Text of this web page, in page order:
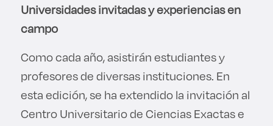
Universidades invitadas y experiencias en
campo
Como cada año, asistirán estudiantes y
profesores de diversas instituciones. En
esta edición, se ha extendido la invitación al
Centro Universitario de Ciencias Exactas e